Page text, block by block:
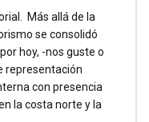
Más allá de la
se consolidó
hoy, -nos guste o
representación
con presencia
la costa norte y la